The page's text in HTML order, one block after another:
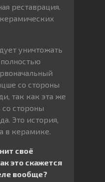
реставрация.
уничтожать
со стороны
так как эта же
со стороны
Это история,
в керамике.
своё
это скажется
вообще?